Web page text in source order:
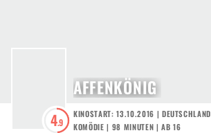
4.9
AFFENKÖNIG
KINOSTART: 13.10.2016 | DEUTSCHLAND
KOMÖDIE | 98 MINUTEN |AB 16